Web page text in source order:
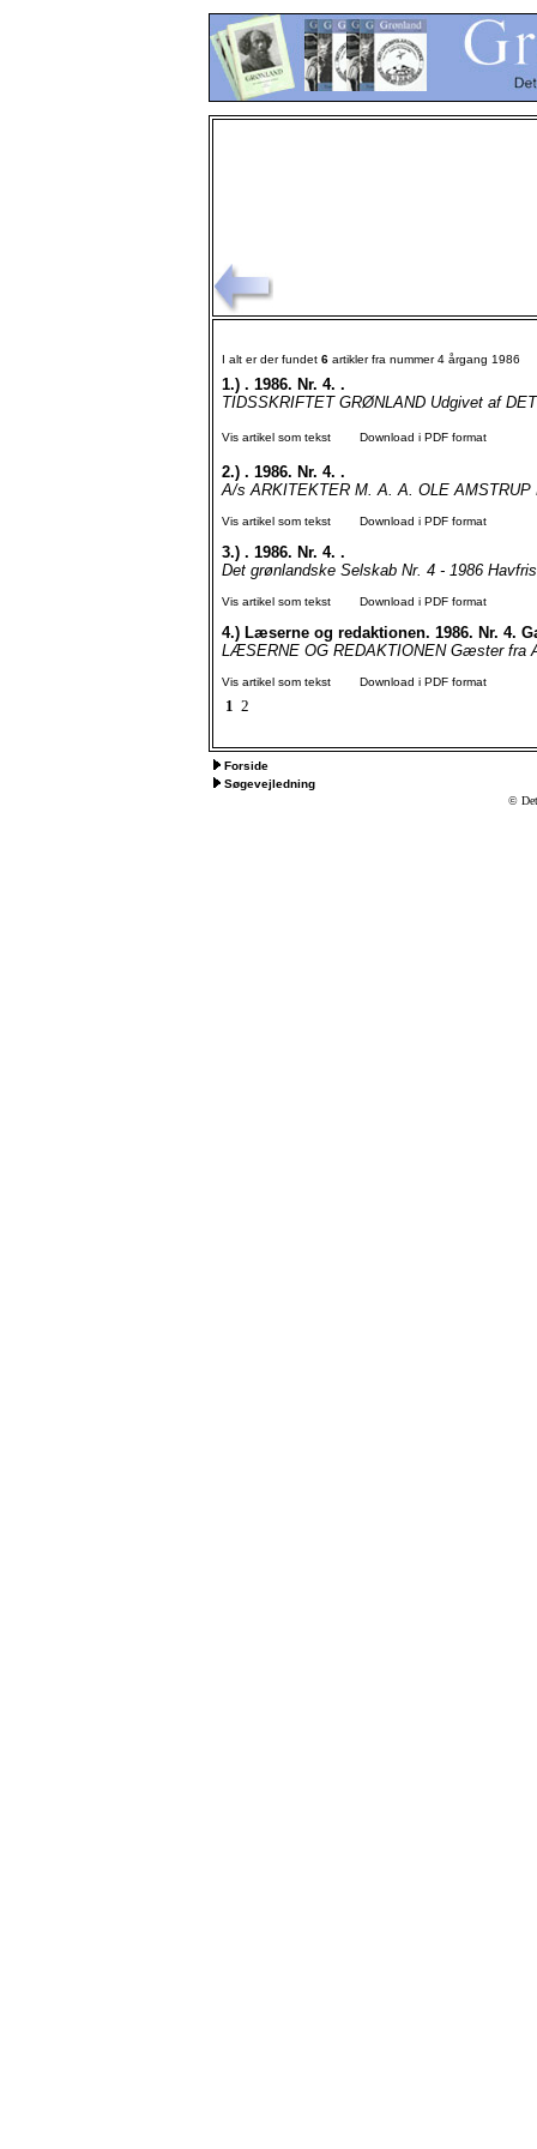
I alt er der fundet 6 artikler fra nummer 4 årgang 1986
1.) . 1986. Nr. 4. .
TIDSSKRIFTET GRØNLAND Udgivet af
Vis artikel som tekst Download i PDF format
2.) . 1986. Nr. 4. .
A/s ARKITEKTER M. A. A. OLE
Vis artikel som tekst Download i PDF format
3.) . 1986. Nr. 4. .
Det grønlandske Selskab Nr. 4 - 1986
Vis artikel som tekst Download i PDF format
4.) Læserne og redaktionen. 1986. Nr. 4.
LÆSERNE OG REDAKTIONEN Gæster fra
Vis artikel som tekst Download i PDF format
1 2
Forside
Søgevejledning
© Det